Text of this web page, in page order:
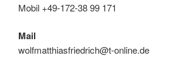
Mobil +49-172-38 99 171
Mail
wolfmatthiasfriedrich@t-online.de